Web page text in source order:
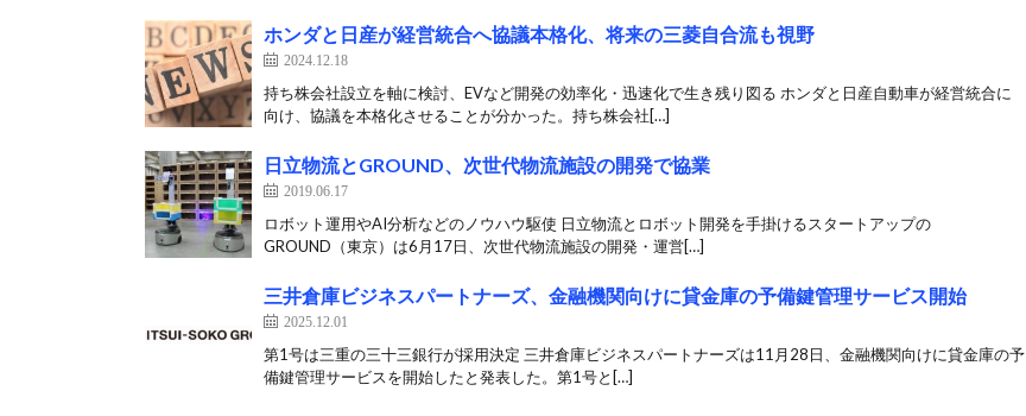
ホンダと日産が経営統合へ協議本格化、将来の三菱自合流も視野
2024.12.18
持ち株会社設立を軸に検討、EVなど開発の効率化・迅速化で生き残り図る ホンダと日産自動車が経営統合に
向け、協議を本格化させることが分かった。持ち株会社[…]
日立物流とGROUND、次世代物流施設の開発で協業
2019.06.17
ロボット運用やAI分析などのノウハウ駆使 日立物流とロボット開発を手掛けるスタートアップの
GROUND（東京）は6月17日、次世代物流施設の開発・運営[…]
三井倉庫ビジネスパートナーズ、金融機関向けに貸金庫の予備鍵管理サービス開始
2025.12.01
第1号は三重の三十三銀行が採用決定 三井倉庫ビジネスパートナーズは11月28日、金融機関向けに貸金庫の予
備鍵管理サービスを開始したと発表した。第1号と[…]